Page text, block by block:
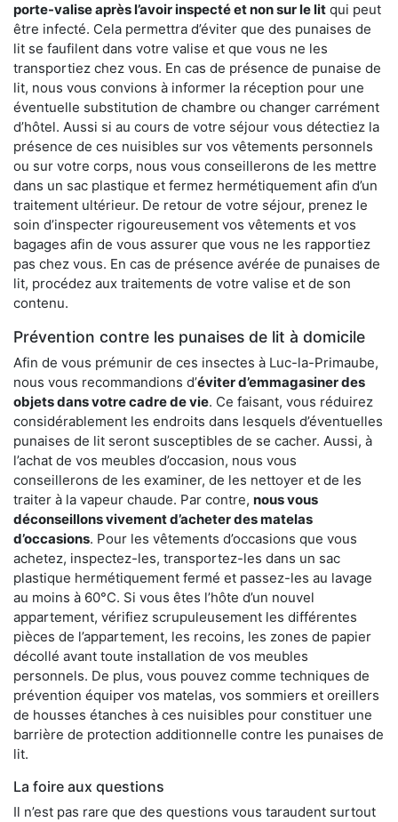
porte-valise après l’avoir inspecté et non sur le lit qui peut
être infecté. Cela permettra d’éviter que des punaises de
lit se faufilent dans votre valise et que vous ne les
transportiez chez vous. En cas de présence de punaise de
lit, nous vous convions à informer la réception pour une
éventuelle substitution de chambre ou changer carrément
d’hôtel. Aussi si au cours de votre séjour vous détectiez la
présence de ces nuisibles sur vos vêtements personnels
ou sur votre corps, nous vous conseillerons de les mettre
dans un sac plastique et fermez hermétiquement afin d’un
traitement ultérieur. De retour de votre séjour, prenez le
soin d’inspecter rigoureusement vos vêtements et vos
bagages afin de vous assurer que vous ne les rapportiez
pas chez vous. En cas de présence avérée de punaises de
lit, procédez aux traitements de votre valise et de son
contenu.
Prévention contre les punaises de lit à domicile
Afin de vous prémunir de ces insectes à Luc-la-Primaube,
nous vous recommandions d’éviter d’emmagasiner des
objets dans votre cadre de vie. Ce faisant, vous réduirez
considérablement les endroits dans lesquels d’éventuelles
punaises de lit seront susceptibles de se cacher. Aussi, à
l’achat de vos meubles d’occasion, nous vous
conseillerons de les examiner, de les nettoyer et de les
traiter à la vapeur chaude. Par contre, nous vous
déconseillons vivement d’acheter des matelas
d’occasions. Pour les vêtements d’occasions que vous
achetez, inspectez-les, transportez-les dans un sac
plastique hermétiquement fermé et passez-les au lavage
au moins à 60°C. Si vous êtes l’hôte d’un nouvel
appartement, vérifiez scrupuleusement les différentes
pièces de l’appartement, les recoins, les zones de papier
décollé avant toute installation de vos meubles
personnels. De plus, vous pouvez comme techniques de
prévention équiper vos matelas, vos sommiers et oreillers
de housses étanches à ces nuisibles pour constituer une
barrière de protection additionnelle contre les punaises de
lit.
La foire aux questions
Il n’est pas rare que des questions vous taraudent surtout